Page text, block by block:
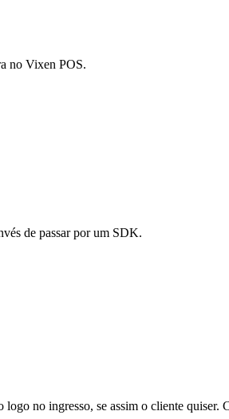
no Vixen POS.
de passar por um SDK.
no ingresso, se assim o cliente